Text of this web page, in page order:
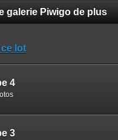
galerie Piwigo de plus
lot
4
3